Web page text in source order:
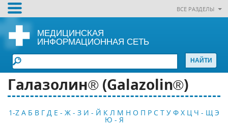
ВСЕ РАЗДЕЛЫ
МЕДИЦИНСКАЯ
ИНФОРМАЦИОННАЯ СЕТЬ
Галазолин® (Galazolin®)
1-Z А Б В Г Д Е - Ж - З И - Й К Л М Н О П Р С Т У Ф Х Ц Ч - Щ Э
Ю - Я